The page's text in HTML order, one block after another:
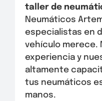
taller de
Neumáticos
especialistas en
vehículo merece.
experiencia y
altamente
tus neumáticos
manos.